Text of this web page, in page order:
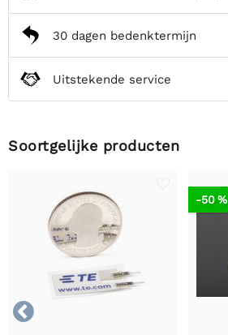
30 dagen bedenktermijn
Uitstekende service
Soortgelijke producten

-50 %